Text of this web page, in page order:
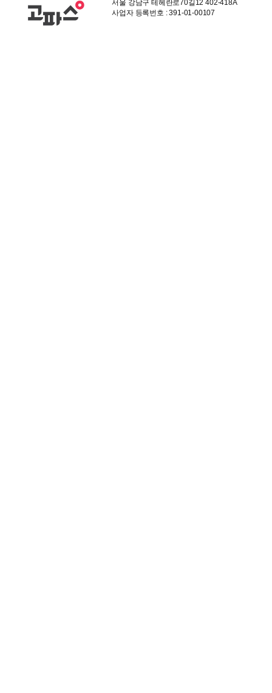
서울 강남구 테헤란로70길12 402-418A
사업자 등록번호 : 391-01-00107